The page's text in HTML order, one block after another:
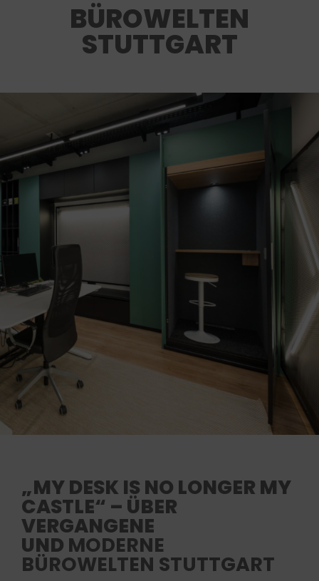
BÜROWELTEN
STUTTGART
„MY DESK IS NO LONGER MY
CASTLE“ – ÜBER
VERGANGENE
UND MODERNE
BÜROWELTEN STUTTGART